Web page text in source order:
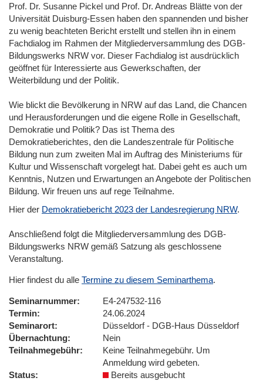
Prof. Dr. Susanne Pickel und Prof. Dr. Andreas Blätte von der
Universität Duisburg-Essen haben den spannenden und bisher
zu wenig beachteten Bericht erstellt und stellen ihn in einem
Fachdialog im Rahmen der Mitgliederversammlung des DGB-
Bildungswerks NRW vor. Dieser Fachdialog ist ausdrücklich
geöffnet für Interessierte aus Gewerkschaften, der
Weiterbildung und der Politik.
Wie blickt die Bevölkerung in NRW auf das Land, die Chancen
und Herausforderungen und die eigene Rolle in Gesellschaft,
Demokratie und Politik? Das ist Thema des
Demokratieberichtes, den die Landeszentrale für Politische
Bildung nun zum zweiten Mal im Auftrag des Ministeriums für
Kultur und Wissenschaft vorgelegt hat. Dabei geht es auch um
Kenntnis, Nutzen und Erwartungen an Angebote der Politischen
Bildung. Wir freuen uns auf rege Teilnahme.
Hier der Demokratiebericht 2023 der Landesregierung NRW.
Anschließend folgt die Mitgliederversammlung des DGB-
Bildungswerks NRW gemäß Satzung als geschlossene
Veranstaltung.
Hier findest du alle Termine zu diesem Seminarthema.
Seminarnummer
E4-247532-116
Termin
24.06.2024
Seminarort
Düsseldorf - DGB-Haus Düsseldorf
Übernachtung
Nein
Teilnahmegebühr
Keine Teilnahmegebühr. Um
Anmeldung wird gebeten.
Status
Bereits ausgebucht